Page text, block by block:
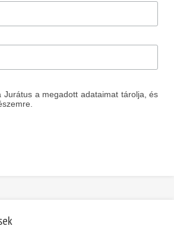
Jurátus a megadott adataimat tárolja, és